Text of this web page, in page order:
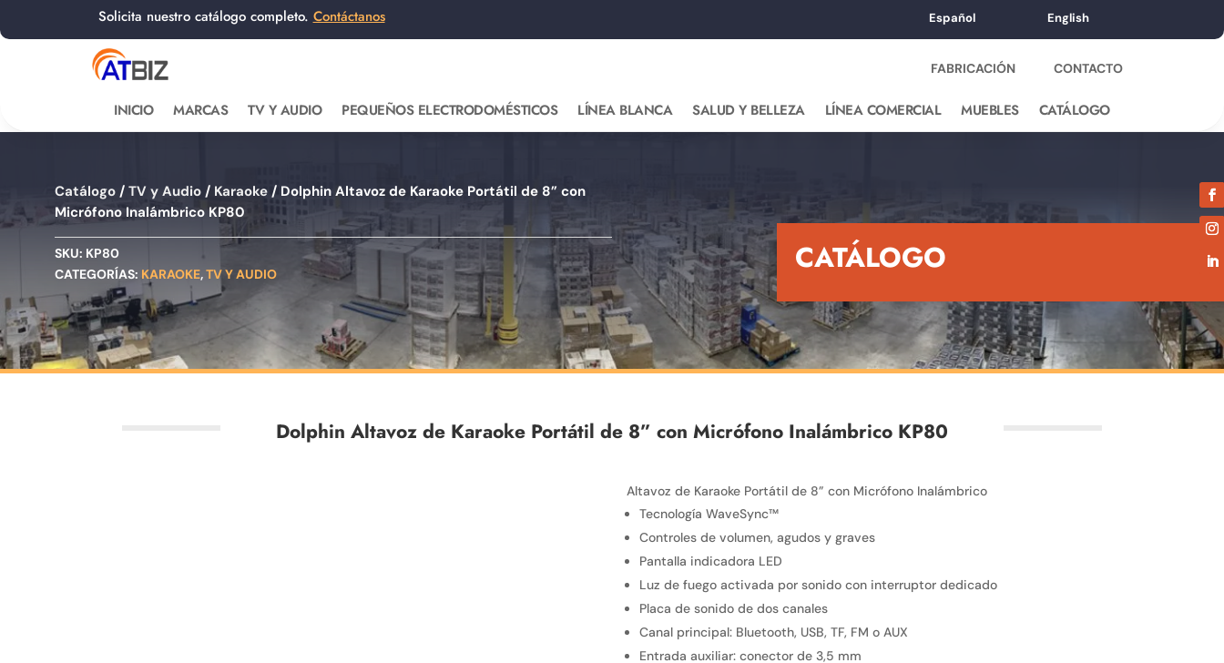
Solicita nuestro catálogo completo. Contáctanos Español English
FABRICACIÓN CONTACTO
INICIO MARCAS TV Y AUDIO PEQUEÑOS ELECTRODOMÉSTICOS LÍNEA BLANCA SALUD Y BELLEZA LÍNEA COMERCIAL MUEBLES CATÁLOGO
Catálogo / TV y Audio / Karaoke / Dolphin Altavoz de Karaoke Portátil de 8” con
Micrófono Inalámbrico KP80
SKU: KP80
CATEGORÍAS: KARAOKE,TV Y AUDIO CATÁLOGO
Dolphin Altavoz de Karaoke Portátil de 8” con Micrófono Inalámbrico KP80
Altavoz de Karaoke Portátil de 8” con Micrófono Inalámbrico
Tecnología WaveSync™
Controles de volumen, agudos y graves
Pantalla indicadora LED
Luz de fuego activada por sonido con interruptor dedicado
Placa de sonido de dos canales
Canal principal: Bluetooth, USB, TF, FM o AUX
Entrada auxiliar: conector de 3,5 mm